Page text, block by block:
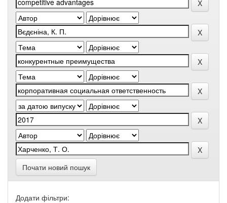
Почати новий пошук
Додати фільтри: